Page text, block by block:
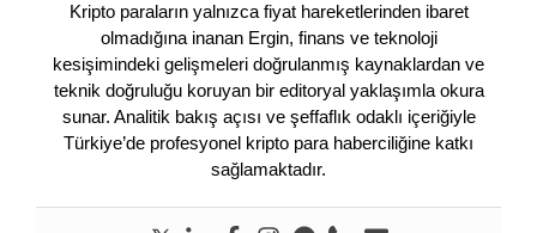
Kripto paraların yalnızca fiyat hareketlerinden ibaret
olmadığına inanan Ergin, finans ve teknoloji
kesişimindeki gelişmeleri doğrulanmış kaynaklardan ve
teknik doğruluğu koruyan bir editoryal yaklaşımla okura
sunar. Analitik bakış açısı ve şeffaflık odaklı içeriğiyle
Türkiye’de profesyonel kripto para haberciliğine katkı
sağlamaktadır.